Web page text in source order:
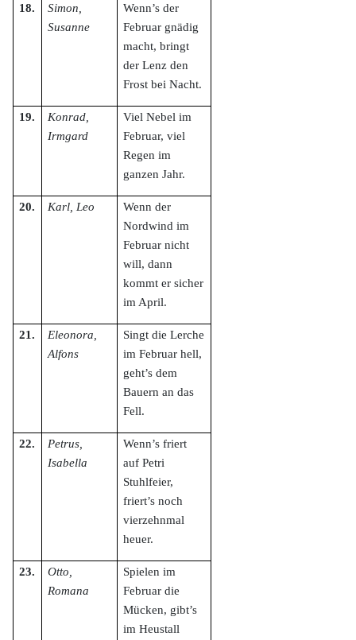
18.
Simon,
Susanne
Wenn’s der
Februar gnädig
macht, bringt
der Lenz den
Frost bei Nacht.
19.
Konrad,
Irmgard
Viel Nebel im
Februar, viel
Regen im
ganzen Jahr.
20. Karl, Leo
Wenn der
Nordwind im
Februar nicht
will, dann
kommt er sicher
im April.
21.
Eleonora,
Alfons
Singt die Lerche
im Februar hell,
geht’s dem
Bauern an das
Fell.
22.
Petrus,
Isabella
Wenn’s friert
auf Petri
Stuhlfeier,
friert’s noch
vierzehnmal
heuer.
23.
Otto,
Romana
Spielen im
Februar die
Mücken, gibt’s
im Heustall